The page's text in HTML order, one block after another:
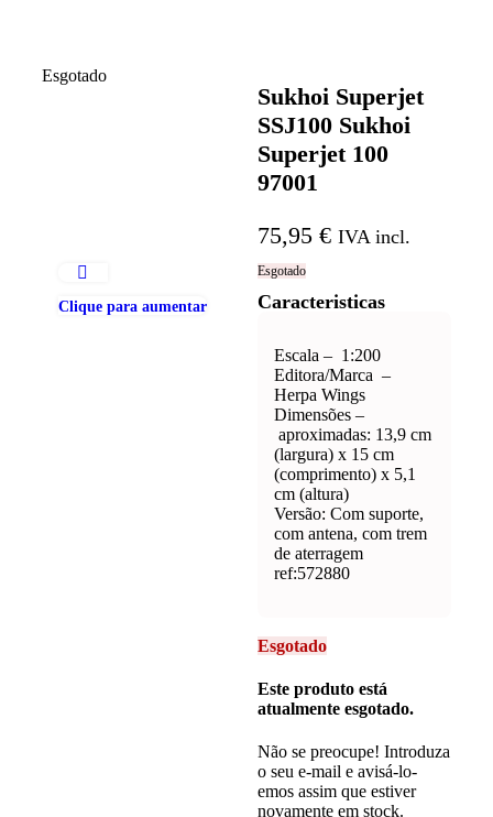
Esgotado
Clique para aumentar
Sukhoi Superjet
SSJ100 Sukhoi
Superjet 100
97001
75,95 € IVA incl.
Esgotado
Caracteristicas
Escala – 1:200
Editora/Marca –
Herpa Wings
Dimensões –
aproximadas: 13,9 cm
(largura) x 15 cm
(comprimento) x 5,1
cm (altura)
Versão: Com suporte,
com antena, com trem
de aterragem
ref:572880
Esgotado
Este produto está
atualmente esgotado.
Não se preocupe! Introduza
o seu e-mail e avisá-lo-
emos assim que estiver
novamente em stock.